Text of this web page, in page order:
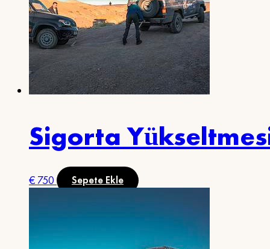
Sigorta
€ 750 Sepete Ekle